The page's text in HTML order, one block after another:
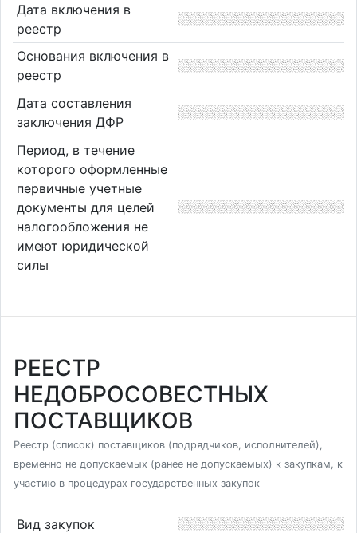
Дата включения в
реестр
Основания включения в
реестр
Дата составления
заключения ДФР
Период, в течение
которого оформленные
первичные учетные
документы для целей
налогообложения не
имеют юридической
силы
РЕЕСТР
НЕДОБРОСОВЕСТНЫХ
ПОСТАВЩИКОВ
Реестр (список) поставщиков (подрядчиков, исполнителей),
временно не допускаемых (ранее не допускаемых) к закупкам, к
участию в процедурах государственных закупок
Вид закупок